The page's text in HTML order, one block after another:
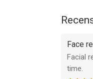
Face
Facial
time.